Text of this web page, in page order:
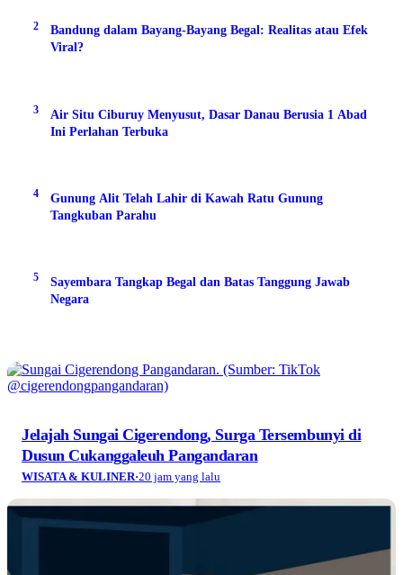
2
Bandung dalam Bayang-Bayang Begal: Realitas atau Efek
Viral?
3
Air Situ Ciburuy Menyusut, Dasar Danau Berusia 1 Abad
Ini Perlahan Terbuka
4
Gunung Alit Telah Lahir di Kawah Ratu Gunung
Tangkuban Parahu
5
Sayembara Tangkap Begal dan Batas Tanggung Jawab
Negara
Jelajah Sungai Cigerendong, Surga Tersembunyi di
Dusun Cukanggaleuh Pangandaran
WISATA & KULINER·20 jam yang lalu